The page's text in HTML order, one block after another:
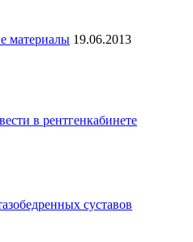
материалы 19.06.2013
в рентгенкабинете
суставов